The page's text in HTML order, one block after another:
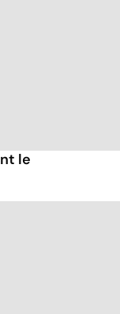
le